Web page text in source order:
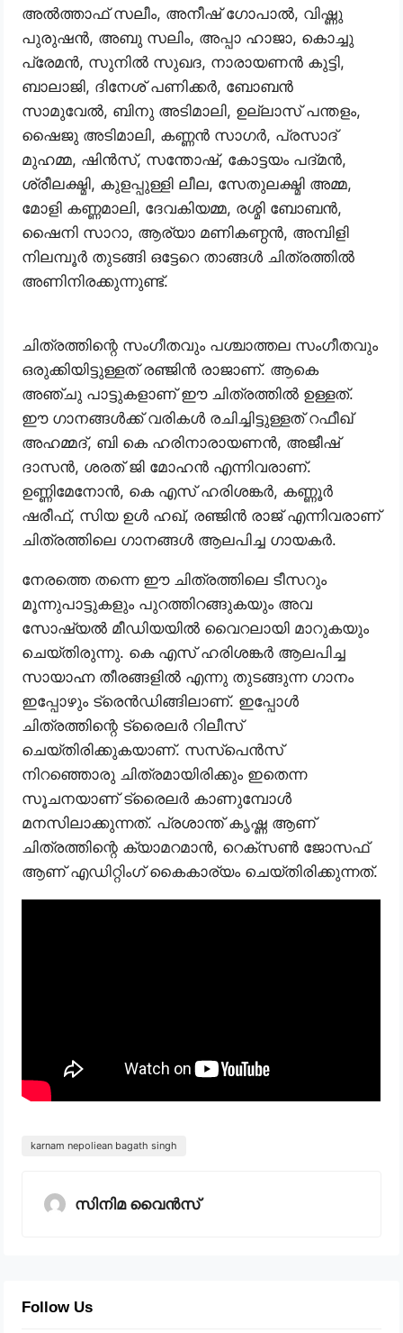
അല്‍ത്താഫ് സലീം, അനീഷ് ഗോപാല്‍, വിഷ്ണു
പുരുഷന്‍, അബു സലിം, അപ്പാ ഹാജാ, കൊച്ചു
പ്രേമന്‍, സുനില്‍ സുഖദ, നാരായണന്‍ കുട്ടി,
ബാലാജി, ദിനേശ് പണിക്കര്‍, ബോബന്‍
സാമുവേല്‍, ബിനു അടിമാലി, ഉല്ലാസ് പന്തളം,
ഷൈജു അടിമാലി, കണ്ണന്‍ സാഗര്‍, പ്രസാദ്
മുഹമ്മ, ഷിന്‍സ്, സന്തോഷ്, കോട്ടയം പദ്മന്‍,
ശ്രീലക്ഷ്മി, കുളപ്പുള്ളി ലീല, സേതുലക്ഷ്മി അമ്മ,
മോളി കണ്ണമാലി, ദേവകിയമ്മ, രശ്മി ബോബന്‍,
ഷൈനി സാറാ, ആര്യാ മണികണ്ഠന്‍, അമ്പിളി
നിലമ്പൂര്‍ തുടങ്ങി ഒട്ടേറെ താങ്ങൾ ചിത്രത്തിൽ
അണിനിരക്കുന്നുണ്ട്.
ചിത്രത്തിന്റെ സംഗീതവും പശ്ചാത്തല സംഗീതവും
ഒരുക്കിയിട്ടുള്ളത് രഞ്ജിന്‍ രാജാണ്. ആകെ
അഞ്ചു പാട്ടുകളാണ് ഈ ചിത്രത്തിൽ ഉള്ളത്.
ഈ ഗാനങ്ങൾക്ക് വരികൾ രചിച്ചിട്ടുള്ളത് റഫീഖ്
അഹമ്മദ്, ബി കെ ഹരിനാരായണന്‍, അജീഷ്
ദാസന്‍, ശരത് ജി മോഹന്‍ എന്നിവരാണ്.
ഉണ്ണിമേനോന്‍, കെ എസ് ഹരിശങ്കര്‍, കണ്ണൂര്‍
ഷരീഫ്, സിയ ഉള്‍ ഹഖ്, രഞ്ജിന്‍ രാജ് എന്നിവരാണ്
ചിത്രത്തിലെ ഗാനങ്ങള്‍ ആലപിച്ച ഗായകർ.
നേരത്തെ തന്നെ ഈ ചിത്രത്തിലെ ടീസറും
മൂന്നുപാട്ടുകളും പുറത്തിറങ്ങുകയും അവ
സോഷ്യൽ മീഡിയയിൽ വൈറലായി മാറുകയും
ചെയ്തിരുന്നു. കെ എസ് ഹരിശങ്കര്‍ ആലപിച്ച
സായാഹ്ന തീരങ്ങളില്‍ എന്നു തുടങ്ങുന്ന ഗാനം
ഇപ്പോഴും ട്രെന്‍ഡിങ്ങിലാണ്. ഇപ്പോൾ
ചിത്രത്തിന്റെ ട്രൈലർ റിലീസ്
ചെയ്തിരിക്കുകയാണ്. സസ്പെൻസ്
നിറഞ്ഞൊരു ചിത്രമായിരിക്കും ഇതെന്ന
സൂചനയാണ് ട്രൈലർ കാണുമ്പോൾ
മനസിലാക്കുന്നത്. പ്രശാന്ത് കൃഷ്ണ ആണ്
ചിത്രത്തിന്റെ ക്യാമറമാന്‍, റെക്സണ്‍ ജോസഫ്
ആണ് എഡിറ്റിംഗ് കൈകാര്യം ചെയ്തിരിക്കുന്നത്.
karnam nepoliean bagath singh
സിനിമ വൈൻസ്
Follow Us